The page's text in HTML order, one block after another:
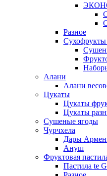
Разное
Алани
Алани
Цукаты
Цукаты
Цукаты
Сушеные ягоды
Чурчхела
Дары
Ануш
Фруктовая
Пастила te